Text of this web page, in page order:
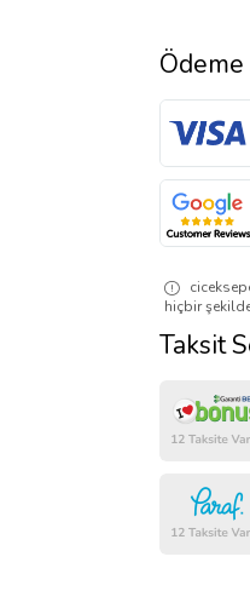
hiçbir
Taksit